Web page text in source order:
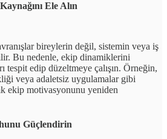
Ele Alın
bireylerin değil, sistemin veya iş
Bu nedenle, ekip dinamiklerini
tespit edip düzeltmeye çalışın. Örneğin,
veya adaletsiz uygulamalar gibi
ekip motivasyonunu yeniden
Güçlendirin